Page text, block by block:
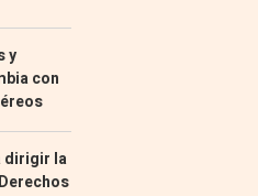
y
con
dirigir la